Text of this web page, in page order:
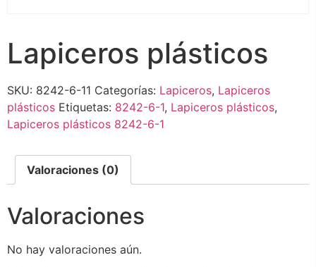
Lapiceros plásticos
SKU: 8242-6-11 Categorías: Lapiceros, Lapiceros
plásticos Etiquetas: 8242-6-1, Lapiceros plásticos,
Lapiceros plásticos 8242-6-1
Valoraciones (0)
Valoraciones
No hay valoraciones aún.